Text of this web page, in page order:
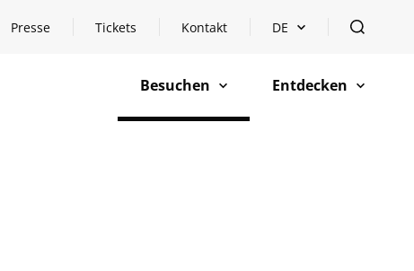
Presse Tickets Kontakt Sprachauswahl öffnen
DE öffnen
Besuchen
öffnen Entdecken
öffnen